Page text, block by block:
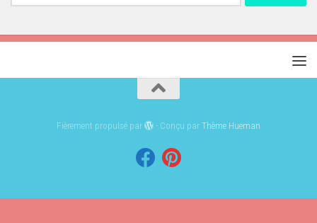
Fièrement propulsé par - Conçu parThème Hueman